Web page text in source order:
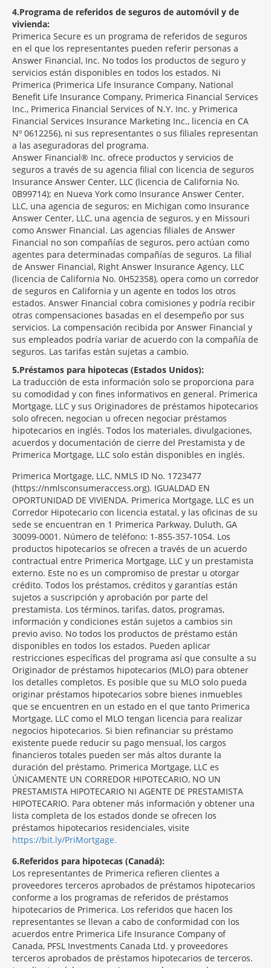
4 Programa de referidos de seguros de automóvil y de
vivienda:
Primerica Secure es un programa de referidos de seguros
en el que los representantes pueden referir personas a
Answer Financial, Inc. No todos los productos de seguro y
servicios están disponibles en todos los estados. Ni
Primerica (Primerica Life Insurance Company, National
Benefit Life Insurance Company, Primerica Financial Services
Inc., Primerica Financial Services of N.Y. Inc. y Primerica
Financial Services Insurance Marketing Inc., licencia en CA
Nº 0612256), ni sus representantes o sus filiales representan
a las aseguradoras del programa.
Answer Financial® Inc. ofrece productos y servicios de
seguros a través de su agencia filial con licencia de seguros
Insurance Answer Center, LLC (licencia de California No.
0B99714); en Nueva York como Insurance Answer Center,
LLC, una agencia de seguros; en Michigan como Insurance
Answer Center, LLC, una agencia de seguros, y en Missouri
como Answer Financial. Las agencias filiales de Answer
Financial no son compañías de seguros, pero actúan como
agentes para determinadas compañías de seguros. La filial
de Answer Financial, Right Answer Insurance Agency, LLC
(licencia de California No. 0H52358), opera como un corredor
de seguros en California y un agente en todos los otros
estados. Answer Financial cobra comisiones y podría recibir
otras compensaciones basadas en el desempeño por sus
servicios. La compensación recibida por Answer Financial y
sus empleados podría variar de acuerdo con la compañía de
seguros. Las tarifas están sujetas a cambio.
5 Préstamos para hipotecas (Estados Unidos):
La traducción de esta información solo se proporciona para
su comodidad y con fines informativos en general. Primerica
Mortgage, LLC y sus Originadores de préstamos hipotecarios
solo ofrecen, negocian u ofrecen negociar préstamos
hipotecarios en inglés. Todos los materiales, divulgaciones,
acuerdos y documentación de cierre del Prestamista y de
Primerica Mortgage, LLC solo están disponibles en inglés.
Primerica Mortgage, LLC, NMLS ID No. 1723477
(https://nmlsconsumeraccess.org). IGUALDAD EN
OPORTUNIDAD DE VIVIENDA. Primerica Mortgage, LLC es un
Corredor Hipotecario con licencia estatal, y las oficinas de su
sede se encuentran en 1 Primerica Parkway, Duluth, GA
30099-0001. Número de teléfono: 1-855-357-1054. Los
productos hipotecarios se ofrecen a través de un acuerdo
contractual entre Primerica Mortgage, LLC y un prestamista
externo. Este no es un compromiso de prestar u otorgar
crédito. Todos los préstamos, créditos y garantías están
sujetos a suscripción y aprobación por parte del
prestamista. Los términos, tarifas, datos, programas,
información y condiciones están sujetos a cambios sin
previo aviso. No todos los productos de préstamo están
disponibles en todos los estados. Pueden aplicar
restricciones específicas del programa así que consulte a su
Originador de préstamos hipotecarios (MLO) para obtener
los detalles completos. Es posible que su MLO solo pueda
originar préstamos hipotecarios sobre bienes inmuebles
que se encuentren en un estado en el que tanto Primerica
Mortgage, LLC como el MLO tengan licencia para realizar
negocios hipotecarios. Si bien refinanciar su préstamo
existente puede reducir su pago mensual, los cargos
financieros totales pueden ser más altos durante la
duración del préstamo. Primerica Mortgage, LLC es
ÚNICAMENTE UN CORREDOR HIPOTECARIO, NO UN
PRESTAMISTA HIPOTECARIO NI AGENTE DE PRESTAMISTA
HIPOTECARIO. Para obtener más información y obtener una
lista completa de los estados donde se ofrecen los
préstamos hipotecarios residenciales, visite
https://bit.ly/PriMortgage.
6 Referidos para hipotecas (Canadá):
Los representantes de Primerica refieren clientes a
proveedores terceros aprobados de préstamos hipotecarios
conforme a los programas de referidos de préstamos
hipotecarios de Primerica. Los referidos que hacen los
representantes se llevan a cabo de conformidad con los
acuerdos entre Primerica Life Insurance Company of
Canada, PFSL Investments Canada Ltd. y proveedores
terceros aprobados de préstamos hipotecarios de terceros.